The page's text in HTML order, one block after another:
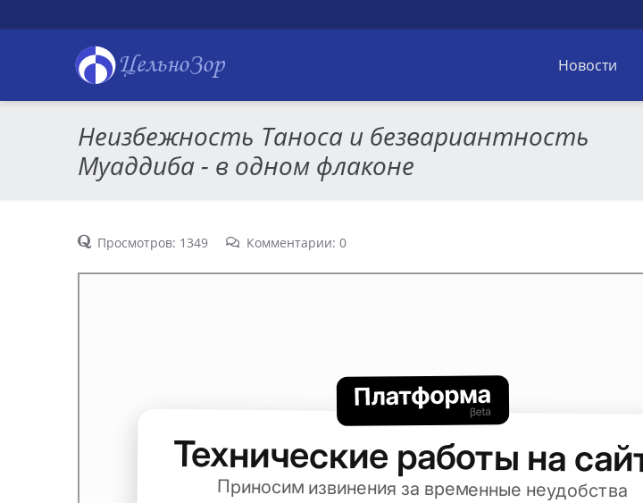
ЦельноЗор Новости
Неизбежность Таноса и безвариантность
Муаддиба - в одном флаконе
Просмотров: 1349 Комментарии: 0